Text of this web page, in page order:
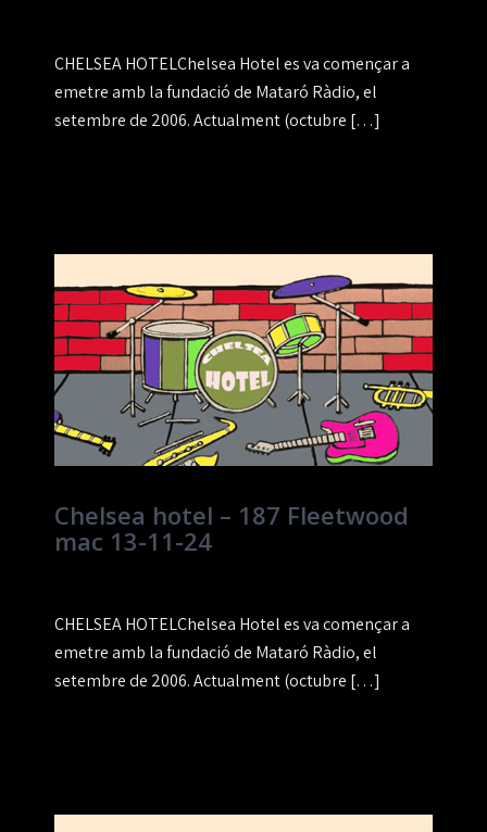
CHELSEA HOTELChelsea Hotel es va començar a
emetre amb la fundació de Mataró Ràdio, el
setembre de 2006. Actualment (octubre […]
Chelsea hotel – 187 Fleetwood
mac 13-11-24
CHELSEA HOTELChelsea Hotel es va començar a
emetre amb la fundació de Mataró Ràdio, el
setembre de 2006. Actualment (octubre […]